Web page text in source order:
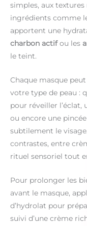
simples, aux textures
ingrédients comme
apportent une
charbon actifou les
le teint.
Chaque masque
votre type de peau :
pour réveiller l’éclat,
ou encore une
subtilement le
contrastes, entre
rituel sensoriel tout
Pour prolonger les
avant le masque,
d’hydrolat pour
suivi d’une crème